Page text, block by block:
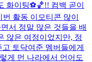
화이팅⚽️🏀!! 컴백 곧이
활동 이모티콘 많이
서 정말 많은 것들을 배
않은 여정이었지만, 정
토닥여준 멤버들에게
게 먼 나라에서 언어도